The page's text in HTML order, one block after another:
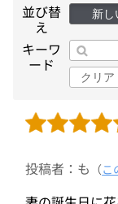
並び替
え
新し
キーワ
ード
クリア
投稿者：も （こ